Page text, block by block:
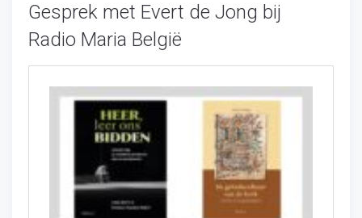
Gesprek met Evert de Jong bij
Radio Maria België